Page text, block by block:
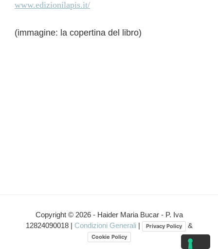
www.edizionilapis.it/
(immagine: la copertina del libro)
Copyright © 2026 - Haider Maria Bucar - P. Iva
12824090018 | Condizioni Generali | Privacy Policy &
Cookie Policy